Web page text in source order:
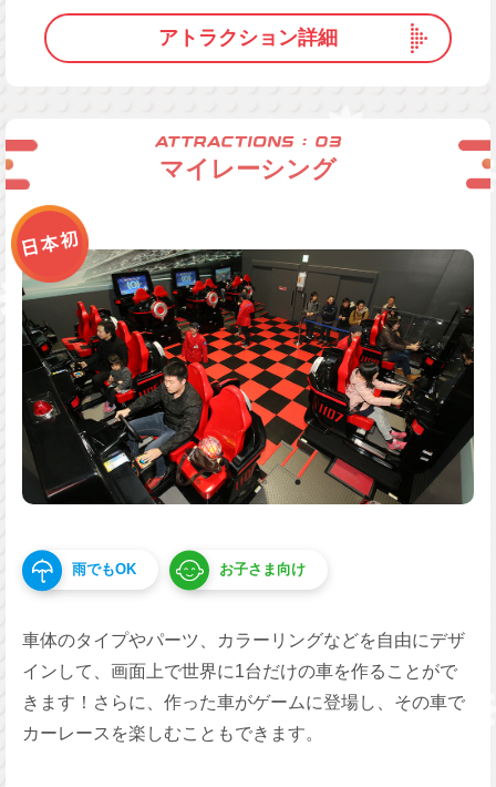
アトラクション詳細
マイレーシング
雨でもOK お子さま向け
車体のタイプやパーツ、カラーリングなどを自由にデザ
インして、画面上で世界に1台だけの車を作ることがで
きます！さらに、作った車がゲームに登場し、その車で
カーレースを楽しむこともできます。